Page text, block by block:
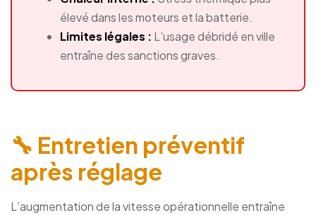
élevé dans les moteurs et la batterie.
Limites légales : L’usage débridé en ville
entraîne des sanctions graves.
🔧 Entretien préventif
après réglage
L’augmentation de la vitesse opérationnelle entraîne